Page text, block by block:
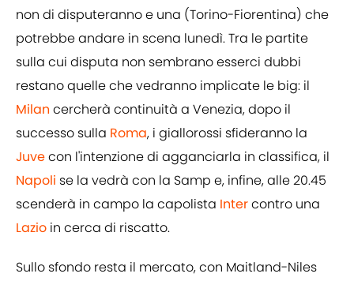
non di disputeranno e una (Torino-Fiorentina) che
potrebbe andare in scena lunedì. Tra le partite
sulla cui disputa non sembrano esserci dubbi
restano quelle che vedranno implicate le big: il
Milan cercherà continuità a Venezia, dopo il
successo sulla Roma, i giallorossi sfideranno la
Juvecon l'intenzione di agganciarla in classifica, il
Napoli se la vedrà con la Samp e, infine, alle 20.45
scenderà in campo la capolista Intercontro una
Lazio in cerca di riscatto.
Sullo sfondo resta il mercato, con Maitland-Niles